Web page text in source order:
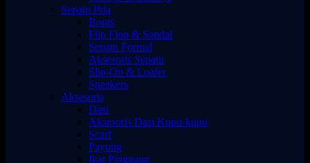
Sepatu Pria
Boots
Flip Flop & Sandal
Sepatu Formal
Aksesoris Sepatu
Slip-On & Loafer
Sneakers
Aksesoris
Dasi
Aksesoris Dasi Kupu-kupu
Scarf
Payung
Ikat Pinggang